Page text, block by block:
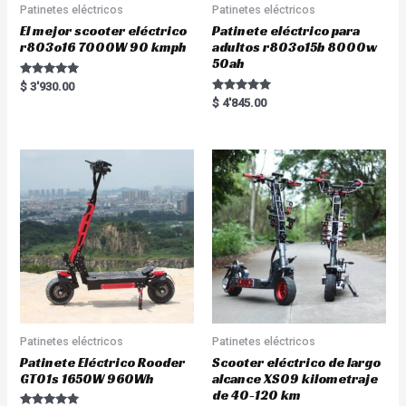
Patinetes eléctricos
El mejor scooter eléctrico
r803o16 7000W 90 kmph
Rated
5.00
$ 3'930.00
Patinetes eléctricos
Patinete eléctrico para
adultos r803o15b 8000w
50ah
Rated
5.00
$ 4'845.00
Patinetes eléctricos
Patinete Eléctrico Rooder
GT01s 1650W 960Wh
Patinetes eléctricos
Scooter eléctrico de largo
alcance XS09 kilometraje
de 40-120 km